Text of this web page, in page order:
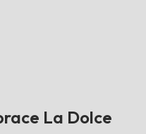
La Dolce